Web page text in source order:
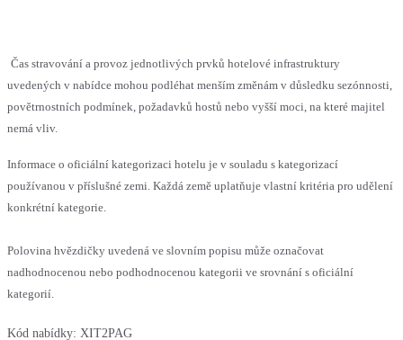
Čas stravování a provoz jednotlivých prvků hotelové infrastruktury
uvedených v nabídce mohou podléhat menším změnám v důsledku sezónnosti,
povětrnostních podmínek, požadavků hostů nebo vyšší moci, na které majitel
nemá vliv.
Informace o oficiální kategorizaci hotelu je v souladu s kategorizací
používanou v příslušné zemi. Každá země uplatňuje vlastní kritéria pro udělení
konkrétní kategorie.
Polovina hvězdičky uvedená ve slovním popisu může označovat
nadhodnocenou nebo podhodnocenou kategorii ve srovnání s oficiální
kategorií.
Kód nabídky: XIT2PAG